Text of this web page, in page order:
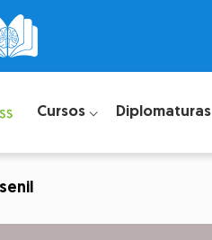
Cursos ⌵ Diplomaturas